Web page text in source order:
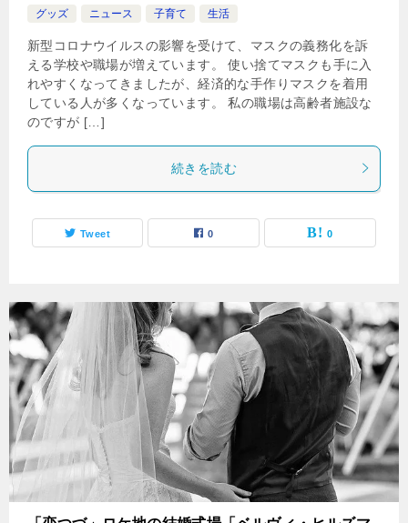
グッズ
ニュース 子育て 生活
新型コロナウイルスの影響を受けて、マスクの義務化を訴
える学校や職場が増えています。 使い捨てマスクも手に入
れやすくなってきましたが、経済的な手作りマスクを着用
している人が多くなっています。 私の職場は高齢者施設な
のですが […]
続きを読む
Tweet 0 0